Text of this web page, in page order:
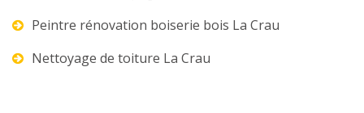
Peintre rénovation boiserie bois La Crau
Nettoyage de toiture La Crau